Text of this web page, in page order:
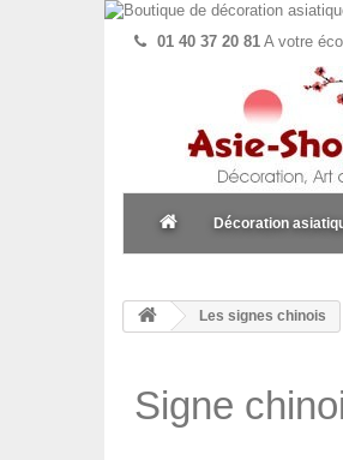
01 40 37 20 81 A votre
Décoration
Les signes chinois
Signe